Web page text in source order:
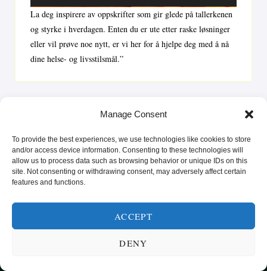
Manage Consent
To provide the best experiences, we use technologies like cookies to store
and/or access device information. Consenting to these technologies will
allow us to process data such as browsing behavior or unique IDs on this
site. Not consenting or withdrawing consent, may adversely affect certain
features and functions.
ACCEPT
DENY
La deg inspirere av oppskrifter som gir glede på tallerkenen
og styrke i hverdagen. Enten du er ute etter raske løsninger
eller vil prøve noe nytt, er vi her for å hjelpe deg med å nå
dine helse- og livsstilsmål.”
SUNN MAT FRA HELE VERDEN